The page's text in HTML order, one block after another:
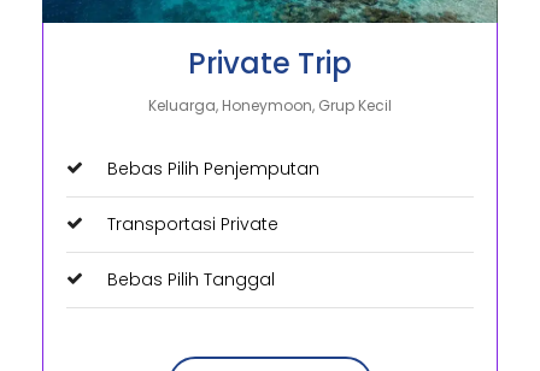
Private Trip
Keluarga, Honeymoon, Grup Kecil
Bebas Pilih Penjemputan
Transportasi Private
Bebas Pilih Tanggal